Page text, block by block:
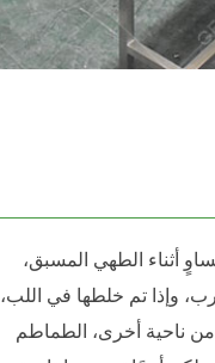
أثناء الطهي المسبق،
وإذا تم خلطها في اللب،
ناحية أخرى، الطماطم